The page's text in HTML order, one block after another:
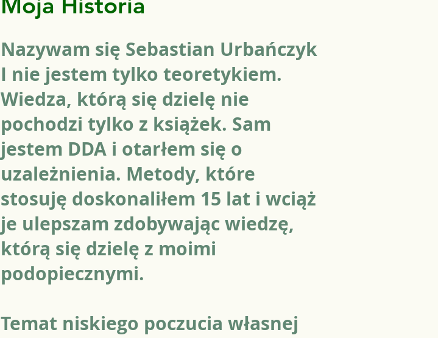
Nazywam się Sebastian Urbańczyk
I nie jestem tylko teoretykiem.
Wiedza, którą się dzielę nie
pochodzi tylko z książek. Sam
jestem DDA i otarłem się o
uzależnienia. Metody, które
stosuję doskonaliłem 15 lat i wciąż
je ulepszam zdobywając wiedzę,
którą się dzielę z moimi
podopiecznymi.
Temat niskiego poczucia własnej